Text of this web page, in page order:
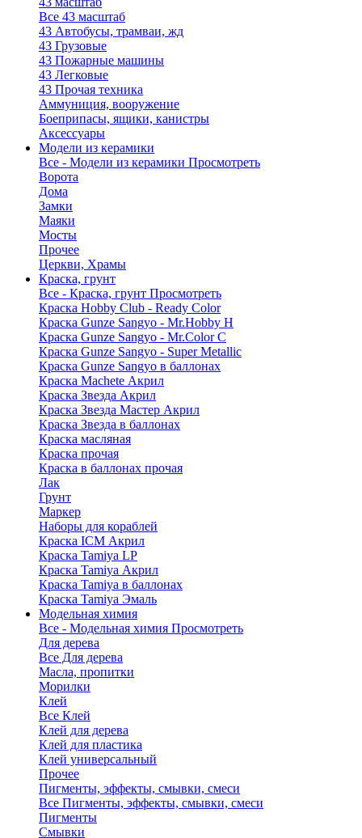
Все 43 масштаб
43 Автобусы, трамваи, жд
43 Грузовые
43 Пожарные машины
43 Легковые
43 Прочая техника
Аммуниция, вооружение
Боеприпасы, ящики, канистры
Аксессуары
Модели из керамики
Все - Модели из керамики Просмотреть
Ворота
Дома
Замки
Маяки
Мосты
Прочее
Церкви, Храмы
Краска, грунт
Все - Краска, грунт Просмотреть
Краска Hobby Club - Ready Color
Краска Gunze Sangyo - Mr.Hobby H
Краска Gunze Sangyo - Mr.Color C
Краска Gunze Sangyo - Super Metallic
Краска Gunze Sangyo в баллонах
Краска Machete Акрил
Краска Звезда Акрил
Краска Звезда Мастер Акрил
Краска Звезда в баллонах
Краска масляная
Краска прочая
Краска в баллонах прочая
Лак
Грунт
Маркер
Наборы для кораблей
Краска ICM Акрил
Краска Tamiya LP
Краска Tamiya Акрил
Краска Tamiya в баллонах
Краска Tamiya Эмаль
Модельная химия
Все - Модельная химия Просмотреть
Для дерева
Все Для дерева
Масла, пропитки
Морилки
Клей
Все Клей
Клей для дерева
Клей для пластика
Клей универсальный
Прочее
Пигменты, эффекты, смывки, смеси
Все Пигменты, эффекты, смывки, смеси
Пигменты
Смывки